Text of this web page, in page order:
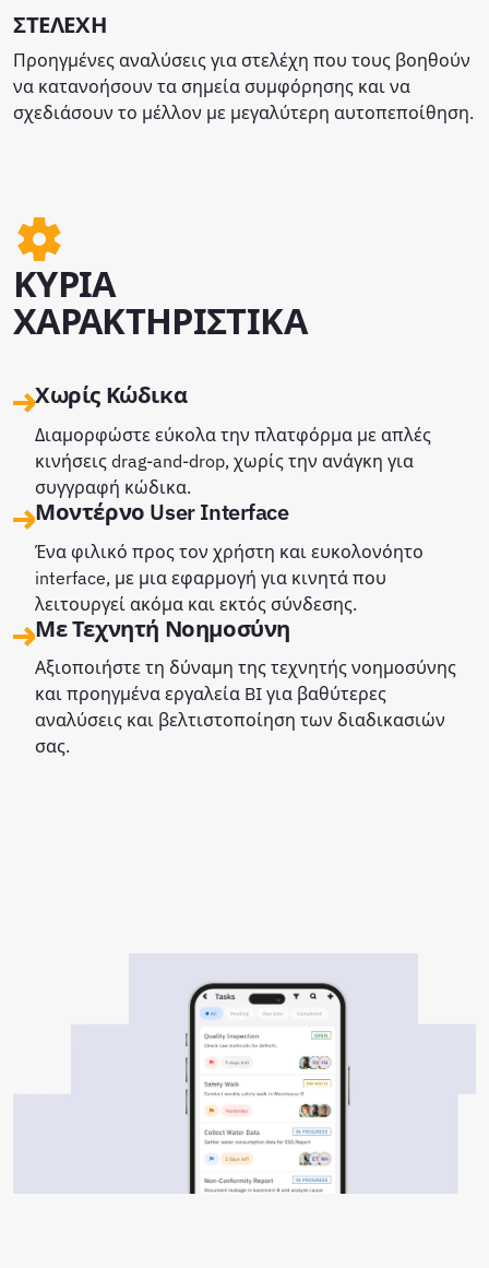
ΣΤΕΛΕΧΗ
Προηγμένες αναλύσεις για στελέχη που τους βοηθούν
να κατανοήσουν τα σημεία συμφόρησης και να
σχεδιάσουν το μέλλον με μεγαλύτερη αυτοπεποίθηση.
ΚΥΡΙΑ
ΧΑΡΑΚΤΗΡΙΣΤΙΚΑ
Χωρίς Κώδικα
Διαμορφώστε εύκολα την πλατφόρμα με απλές
κινήσεις drag-and-drop, χωρίς την ανάγκη για
συγγραφή κώδικα.
Μοντέρνο User Interface
Ένα φιλικό προς τον χρήστη και ευκολονόητο
interface, με μια εφαρμογή για κινητά που
λειτουργεί ακόμα και εκτός σύνδεσης.
Με Τεχνητή Νοημοσύνη
Αξιοποιήστε τη δύναμη της τεχνητής νοημοσύνης
και προηγμένα εργαλεία BI για βαθύτερες
αναλύσεις και βελτιστοποίηση των διαδικασιών
σας.